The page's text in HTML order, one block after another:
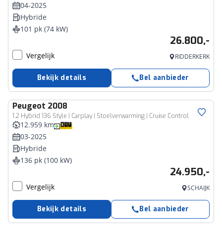
04-2025
Hybride
101 pk (74 kW)
26.800,-
Vergelijk RIDDERKERK
Bekijk details Bel aanbieder
Peugeot 2008
1.2 Hybrid 136 Style | Carplay | Stoelverwarming | Cruise Control
12.959 km
03-2025
Hybride
136 pk (100 kW)
24.950,-
Vergelijk SCHAIJK
Bekijk details Bel aanbieder